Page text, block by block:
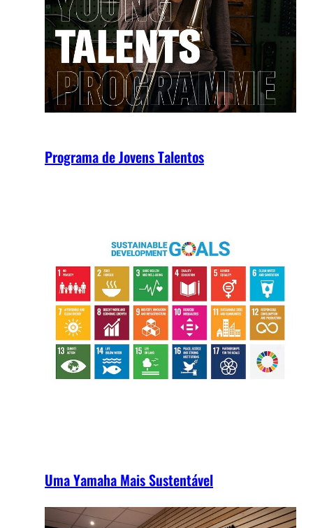
Programa de Jovens Talentos
Uma Yamaha Mais Sustentável